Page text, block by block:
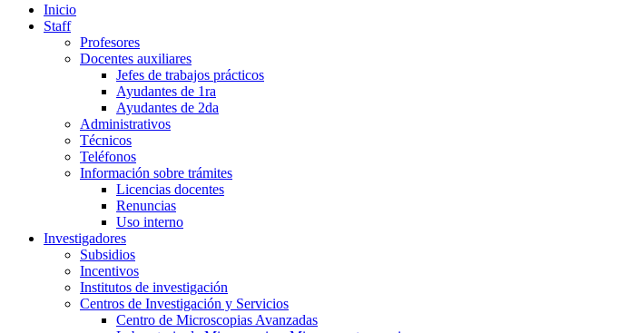
Inicio
Staff
Profesores
Docentes auxiliares
Jefes de trabajos prácticos
Ayudantes de 1ra
Ayudantes de 2da
Administrativos
Técnicos
Teléfonos
Información sobre trámites
Licencias docentes
Renuncias
Uso interno
Investigadores
Subsidios
Incentivos
Institutos de investigación
Centros de Investigación y Servicios
Centro de Microscopias Avanzadas